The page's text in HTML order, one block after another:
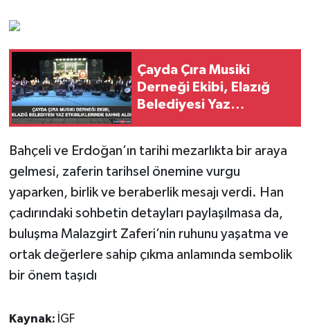
Çayda Çıra Musiki
Derneği Ekibi, Elazığ
Belediyesi Yaz
Bahçeli ve Erdoğan’ın tarihi mezarlıkta bir araya
gelmesi, zaferin tarihsel önemine vurgu
yaparken, birlik ve beraberlik mesajı verdi. Han
çadırındaki sohbetin detayları paylaşılmasa da,
buluşma Malazgirt Zaferi’nin ruhunu yaşatma ve
ortak değerlere sahip çıkma anlamında sembolik
bir önem taşıdı
Kaynak: İGF